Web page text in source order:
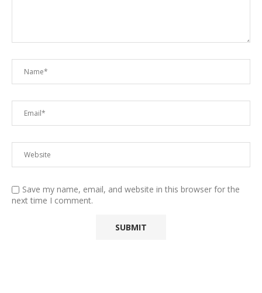
Save my name, email, and website in this browser for the
next time I comment.